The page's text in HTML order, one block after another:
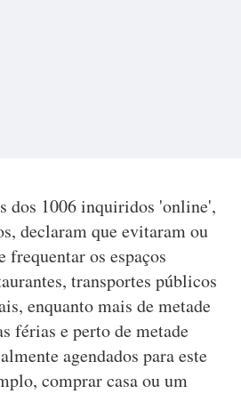
dos 1006 inquiridos 'online',
declaram que evitaram ou
frequentar os espaços
transportes públicos
enquanto mais de metade
férias e perto de metade
agendados para este
comprar casa ou um